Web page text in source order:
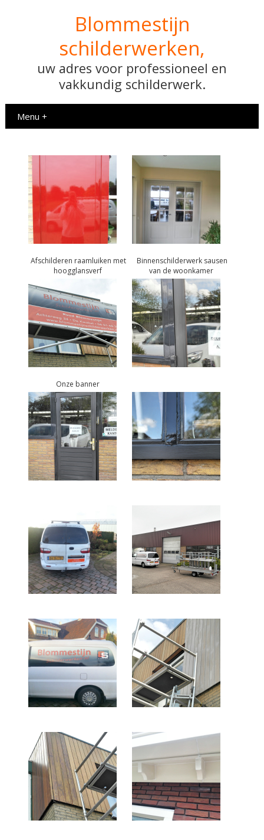
Blommestijn
schilderwerken,
uw adres voor professioneel en
vakkundig schilderwerk.
Menu +
Afschilderen raamluiken met
hoogglansverf
Binnenschilderwerk sausen
van de woonkamer
Onze banner